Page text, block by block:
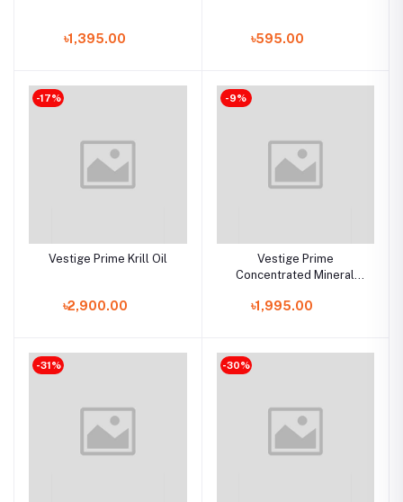
৳1,395.00 ৳595.00
-17%
Vestige Prime Krill Oil
৳2,900.00
-9%
Vestige Prime
Concentrated Mineral
৳1,995.00
-31% -30%